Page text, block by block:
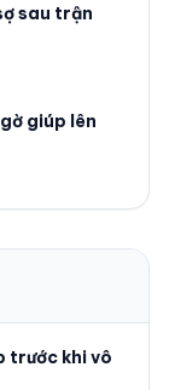
sau trận
giúp lên
trước khi vô